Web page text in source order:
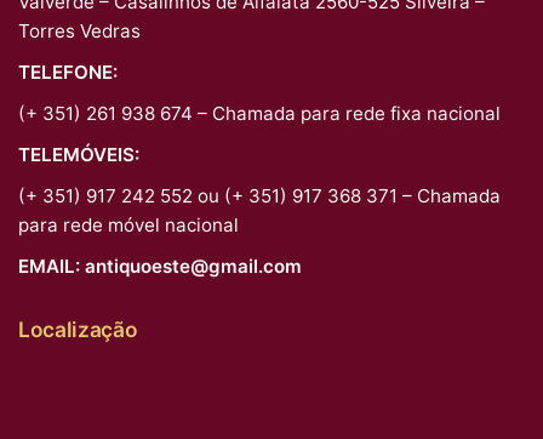
Torres Vedras
TELEFONE:
(+ 351) 261 938 674 – Chamada para rede fixa nacional
TELEMÓVEIS:
(+ 351) 917 242 552 ou (+ 351) 917 368 371 – Chamada
para rede móvel nacional
EMAIL: antiquoeste@gmail.com
Localização